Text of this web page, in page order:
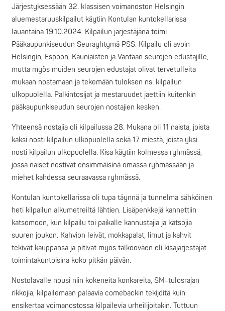
Järjestyksessään 32. klassisen voimanoston Helsingin
aluemestaruuskilpailut käytiin Kontulan kuntokellarissa
lauantaina 19.10.2024. Kilpailun järjestäjänä toimi
Pääkaupunkiseudun Seurayhtymä PSS. Kilpailu oli avoin
Helsingin, Espoon, Kauniaisten ja Vantaan seurojen edustajille,
mutta myös muiden seurojen edustajat olivat tervetulleita
mukaan nostamaan ja tekemään tuloksen ns. kilpailun
ulkopuolella. Palkintosijat ja mestaruudet jaettiin kuitenkin
pääkaupunkiseudun seurojen nostajien kesken.
Yhteensä nostajia oli kilpailussa 28. Mukana oli 11 naista, joista
kaksi nosti kilpailun ulkopuolella sekä 17 miestä, joista yksi
nosti kilpailun ulkopuolella. Kisa käytiin kolmessa ryhmässä,
jossa naiset nostivat ensimmäisinä omassa ryhmässään ja
miehet kahdessa seuraavassa ryhmässä.
Kontulan kuntokellarissa oli tupa täynnä ja tunnelma sähköinen
heti kilpailun alkumetreiltä lähtien. Lisäpenkkejä kannettiin
katsomoon, kun kilpailu toi paikalle kannustajia ja katsojia
suuren joukon. Kahvion leivät, mokkapalat, limut ja kahvit
tekivät kauppansa ja pitivät myös talkooväen eli kisajärjestäjät
toimintakuntoisina koko pitkän päivän.
Nostolavalle nousi niin kokeneita konkareita, SM-tulosrajan
rikkojia, kilpailemaan palaavia comebackin tekijöitä kuin
ensikertaa voimanostossa kilpailevia urheilijoitakin. Tuttuun